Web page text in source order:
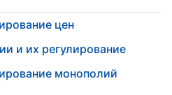
цен
и их регулирование
монополий